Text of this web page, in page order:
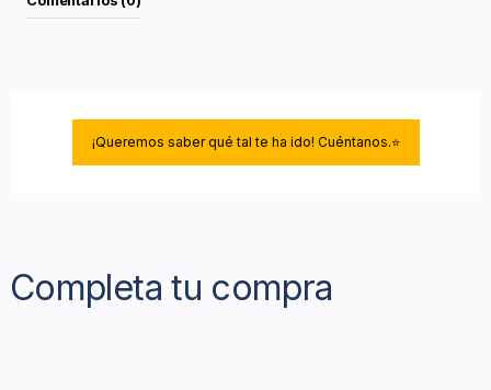
¡Queremos saber qué tal te ha ido! Cuéntanos.⭐
Completa tu compra